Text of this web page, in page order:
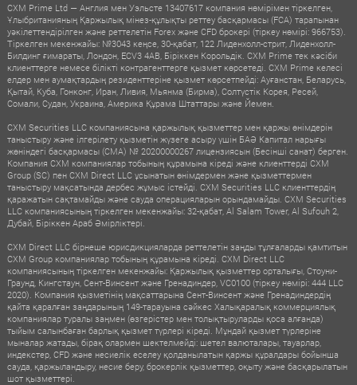
CXM Prime Ltd — Англия мен Уэльсте 13407617 компания нөмірімен тіркелген,
Ұлыбританияның Қаржылық мінез-құлықты реттеу басқармасы (FCA) тарапынан
уәкілеттендірілген және реттелетін Forex және CFD брокері (тіркеу нөмірі: 966753).
Тіркелген мекенжайы: №3043 кеңсе, 30-қабат, 122 Лиденхолл-стрит, Лиденхолл-
Билдинг ғимараты, Лондон, ECV3 4AB, Біріккен Корольдік. CXM Prime тек кәсіби
клиенттерге немесе білікті контрагенттерге қызмет көрсетеді. CXM Prime келесі
елдер мен аумақтардың резиденттеріне қызмет көрсетпейді: Ауғанстан, Беларусь,
Қытай, Куба, Гонконг, Иран, Ливия, Мьянма (Бирма), Солтүстік Корея, Ресей,
Сомали, Судан, Украина, Америка Құрама Штаттары және Йемен.
CXM Securities LLC компаниясына қаржылық қызметтер мен қаржы өнімдерін
таныстыру және ілгерілету қызметін жүзеге асыру үшін БАӘ Капитал нарығы
жөніндегі басқармасы (CMA) № 20200000267 лицензиясын (Бесінші санат) берген.
Компания CXM компаниялар тобының құрамына кіреді және клиенттерді CXM
Group (SC) пен CXM Direct LLC ұсынатын өнімдермен және қызметтермен
таныстыру мақсатында дербес жұмыс істейді. CXM Securities LLC клиенттердің
қаражатын сақтамайды және сауда операцияларын орындамайды. CXM Securities
LLC компаниясының тіркелген мекенжайы: 32-қабат, Al Salam Tower, Al Sufouh 2,
Дубай, Біріккен Араб Әмірліктері.
CXM Direct LLC бірнеше юрисдикцияларда реттелетін заңды тұлғаларды қамтитын
CXM Group компаниялар тобының құрамына кіреді. CXM Direct LLC
компаниясының тіркелген мекенжайы: Қаржылық қызметтер орталығы, Стоуни-
Граунд, Кингстаун, Сент-Винсент және Гренадиндер, VC0100 (тіркеу нөмірі: 444 LLC
2020). Компания қызметінің мақсаттарына Сент-Винсент және Гренадиндердің
қайта қаралған заңдарының 149-тарауына сәйкес Халықаралық коммерциялық
компаниялар туралы заңмен (өзгерістер мен толықтыруларды қоса алғанда)
тыйым салынбаған барлық қызмет түрлері кіреді. Мұндай қызмет түрлеріне
мыналар жатады, бірақ олармен шектелмейді: шетел валюталары, тауарлар,
индекстер, CFD және несиелік еселеу қолданылатын қаржы құралдары бойынша
сауда, қаржыландыру, несие беру, брокерлік қызметтер, оқыту және басқарылатын
шот қызметтері.